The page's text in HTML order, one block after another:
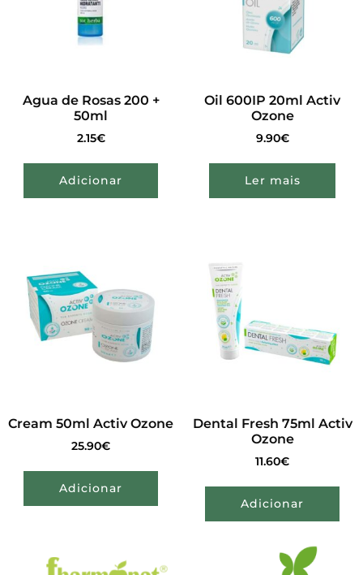
Agua de Rosas 200 +
50ml
2.15€
Adicionar
Oil 600IP 20ml Activ
Ozone
9.90€
Ler mais
Cream 50ml Activ Ozone
25.90€
Adicionar
Dental Fresh 75ml Activ
Ozone
11.60€
Adicionar